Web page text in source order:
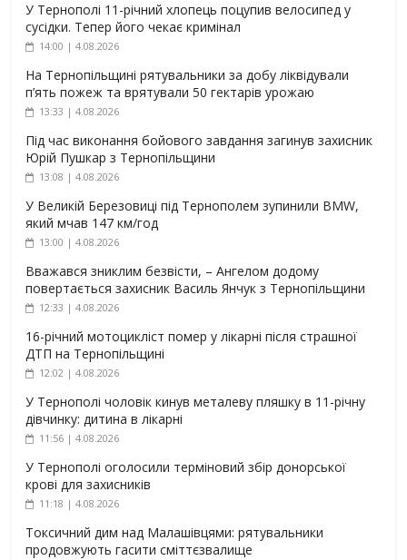
У Тернополі 11-річний хлопець поцупив велосипед у
сусідки. Тепер його чекає кримінал
14:00 | 4.08.2026
На Тернопільщині рятувальники за добу ліквідували
п’ять пожеж та врятували 50 гектарів урожаю
13:33 | 4.08.2026
Під час виконання бойового завдання загинув захисник
Юрій Пушкар з Тернопільщини
13:08 | 4.08.2026
У Великій Березовиці під Тернополем зупинили BMW,
який мчав 147 км/год
13:00 | 4.08.2026
Вважався зниклим безвісти, – Ангелом додому
повертається захисник Василь Янчук з Тернопільщини
12:33 | 4.08.2026
16-річний мотоцикліст помер у лікарні після страшної
ДТП на Тернопільщині
12:02 | 4.08.2026
У Тернополі чоловік кинув металеву пляшку в 11-річну
дівчинку: дитина в лікарні
11:56 | 4.08.2026
У Тернополі оголосили терміновий збір донорської
крові для захисників
11:18 | 4.08.2026
Токсичний дим над Малашівцями: рятувальники
продовжують гасити сміттєзвалище